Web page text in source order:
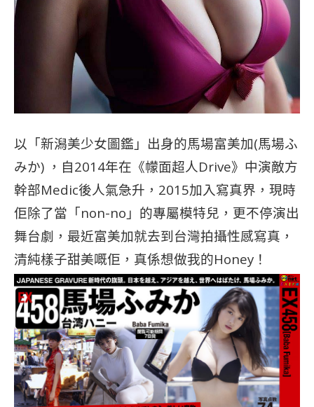
以「新潟美少女圖鑑」出身的馬場富美加(馬場ふ
みか) ，自2014年在《幪面超人Drive》中演敵方
幹部Medic後人氣急升，2015加入寫真界，現時
佢除了當「non-no」的專屬模特兒，更不停演出
舞台劇，最近富美加就去到台灣拍攝性感寫真，
清純樣子甜美嘅佢，真係想做我的Honey！